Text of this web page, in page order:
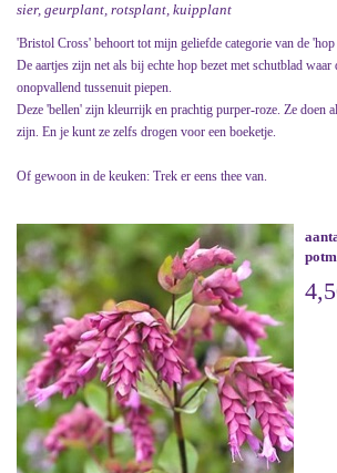
sier, geurplant, rotsplant, kuipplant
'Bristol Cross' behoort tot mijn geliefde categorie van de
De aartjes zijn net als bij echte hop bezet met schutblad waar
onopvallend tussenuit piepen.
Deze 'bellen' zijn kleurrijk en prachtig purper-roze. Ze doen
zijn. En je kunt ze zelfs drogen voor een boeketje.
Of gewoon in de keuken: Trek er eens thee van.